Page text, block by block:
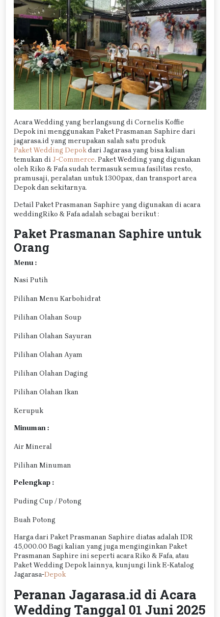
Acara Wedding yang berlangsung di Cornelis Koffie
Depok ini menggunakan Paket Prasmanan Saphire dari
jagarasa.id yang merupakan salah satu produk
Paket Wedding Depokdari Jagarasa yang bisa kalian
temukan di J-Commerce. Paket Wedding yang digunakan
oleh Riko & Fafa sudah termasuk semua fasilitas resto,
pramusaji, peralatan untuk 1300pax, dan transport area
Depok dan sekitarnya.
Detail Paket Prasmanan Saphire yang digunakan di acara
weddingRiko & Fafa adalah sebagai berikut :
Paket Prasmanan Saphire untuk
Orang
Menu :
Nasi Putih
Pilihan Menu Karbohidrat
Pilihan Olahan Soup
Pilihan Olahan Sayuran
Pilihan Olahan Ayam
Pilihan Olahan Daging
Pilihan Olahan Ikan
Kerupuk
Minuman :
Air Mineral
Pilihan Minuman
Pelengkap :
Puding Cup / Potong
Buah Potong
Harga dari Paket Prasmanan Saphire diatas adalah IDR
45,000.00 Bagi kalian yang juga menginginkan Paket
Prasmanan Saphire ini seperti acara Riko & Fafa, atau
Paket Wedding Depok lainnya, kunjungi link E-Katalog
Jagarasa-Depok
Peranan Jagarasa.id di Acara
Wedding Tanggal 01 Juni 2025